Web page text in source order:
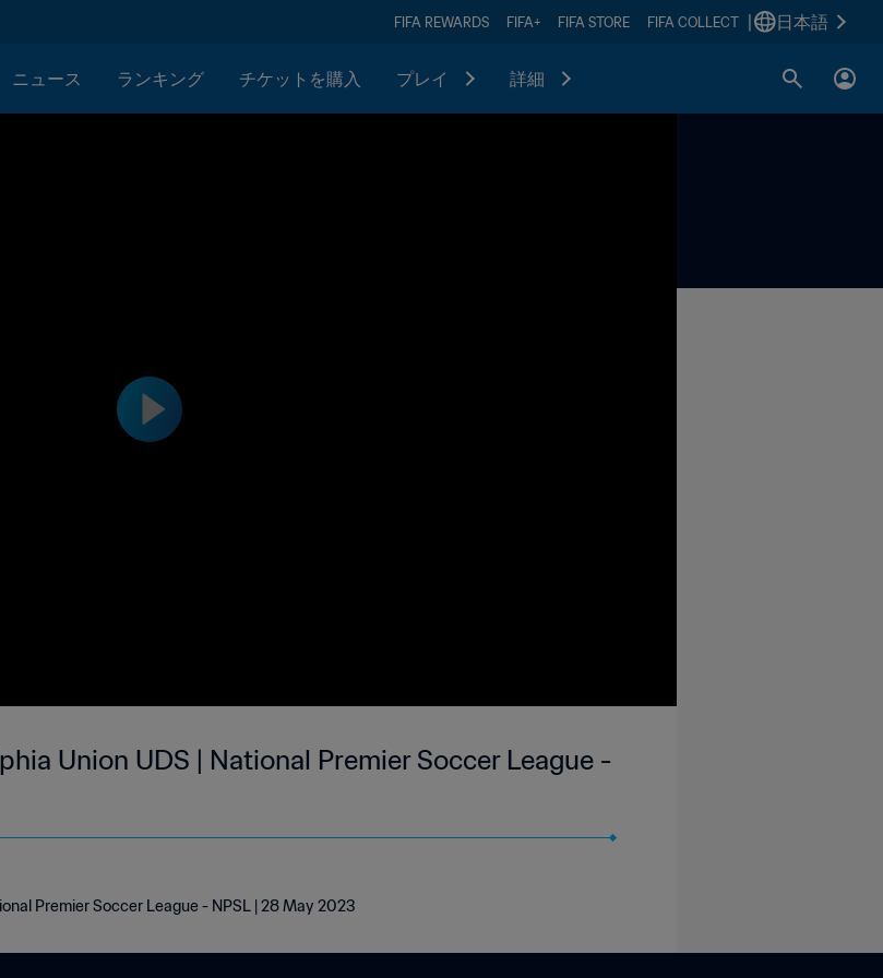
FIFA REWARDS FIFA+ FIFA STORE FIFA COLLECT 日本語
ニュース ランキング チケットを購入 プレイ 詳細
Union UDS | National Premier Soccer League -
Premier Soccer League - NPSL | 28 May 2023